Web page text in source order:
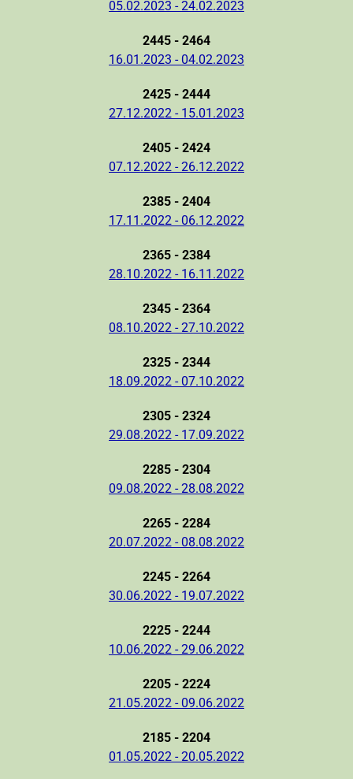
05.02.2023 - 24.02.2023
2445 - 2464
16.01.2023 - 04.02.2023
2425 - 2444
27.12.2022 - 15.01.2023
2405 - 2424
07.12.2022 - 26.12.2022
2385 - 2404
17.11.2022 - 06.12.2022
2365 - 2384
28.10.2022 - 16.11.2022
2345 - 2364
08.10.2022 - 27.10.2022
2325 - 2344
18.09.2022 - 07.10.2022
2305 - 2324
29.08.2022 - 17.09.2022
2285 - 2304
09.08.2022 - 28.08.2022
2265 - 2284
20.07.2022 - 08.08.2022
2245 - 2264
30.06.2022 - 19.07.2022
2225 - 2244
10.06.2022 - 29.06.2022
2205 - 2224
21.05.2022 - 09.06.2022
2185 - 2204
01.05.2022 - 20.05.2022